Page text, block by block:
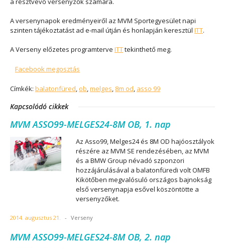
A versenynapok eredményeiről az MVM Sportegyesület napi
szinten tájékoztatást ad e-mail útján és honlapján keresztül ITT.
A Verseny előzetes programterve ITTtekinthető meg.
Facebook megosztás
Címkék: balatonfüred, ob,melges, 8m od, asso 99
Kapcsolódó cikkek
MVM ASSO99-MELGES24-8M OB, 1. nap
Az Asso99, Melges24 és 8M OD hajóosztályok
részére az MVM SE rendezésében, az MVM
és a BMW Group névadó szponzori
hozzájárulásával a balatonfüredi volt OMFB
Kikötőben megvalósuló országos bajnokság
első versenynapja esővel köszöntötte a
versenyzőket.
2014. augusztus 21. - Verseny
MVM ASSO99-MELGES24-8M OB, 2. nap